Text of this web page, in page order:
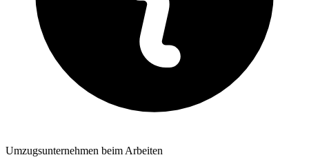
Umzugsunternehmen beim Arbeiten